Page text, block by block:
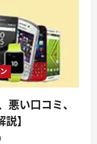
い口コミ、
】